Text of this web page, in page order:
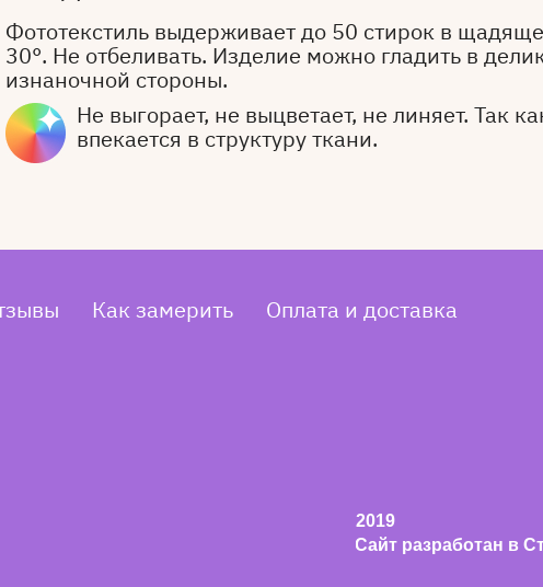
Фототекстиль выдерживает до 50 стирок в
30°. Не отбеливать. Изделие можно гладить в
изнаночной стороны.
Не выгорает, не выцветает, не линяет. Так
впекается в структуру ткани.
Как замерить
Оплата и доставка